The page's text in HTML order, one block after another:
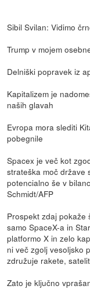
Sibil Svilan: Vidimo
Trump v mojem
Delniški popravek iz
Kapitalizem je
naših glavah
Evropa mora slediti
pobegnile
Spacex je več kot
strateška moč države
potencialno še v
Schmidt/AFP
Prospekt zdaj pokaže
samo SpaceX-a in
platformo X in zelo
ni več zgolj vesoljsko
združuje rakete,
Zato je ključno